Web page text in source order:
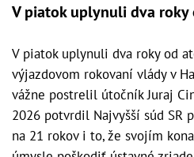
V piatok uplynuli dva roky
V piatok uplynuli dva roky od
výjazdovom rokovaní vlády v
vážne postrelil útočník Juraj
2026 potvrdil Najvyšší súd SR
na 21 rokov i to, že svojím